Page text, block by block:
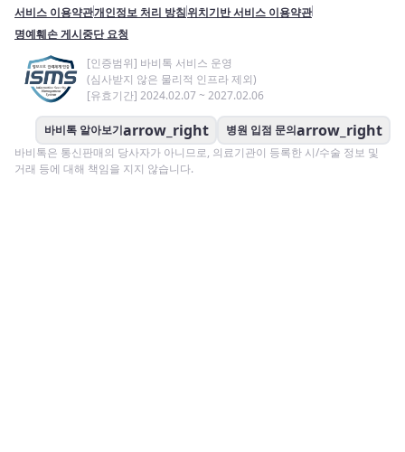
서비스 이용약관개인정보 처리 방침위치기반 서비스 이용약관
명예훼손 게시중단 요청
[인증범위] 바비톡 서비스 운영
(심사받지 않은 물리적 인프라 제외)
[유효기간] 2024.02.07 ~ 2027.02.06
바비톡 알아보기arrow_right 병원 입점 문의arrow_right
바비톡은 통신판매의 당사자가 아니므로, 의료기관이 등록한 시/수술 정보 및
거래 등에 대해 책임을 지지 않습니다.